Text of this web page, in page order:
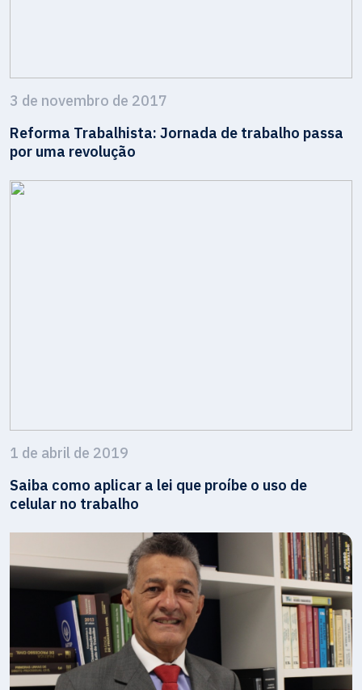
3 de novembro de 2017
Reforma Trabalhista: Jornada de trabalho passa
por uma revolução
1 de abril de 2019
Saiba como aplicar a lei que proíbe o uso de
celular no trabalho